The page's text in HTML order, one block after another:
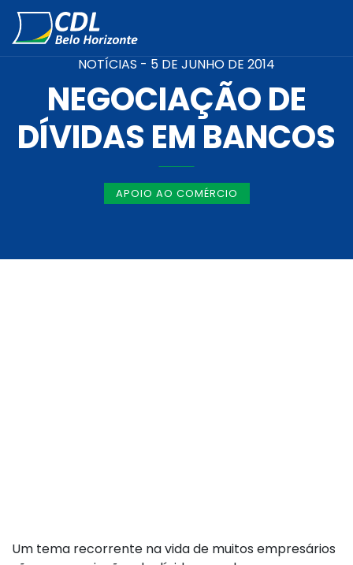
NOTÍCIAS - 5 DE JUNHO DE 2014
NEGOCIAÇÃO DE
DÍVIDAS EM BANCOS
APOIO AO COMÉRCIO
Um tema recorrente na vida de muitos empresários